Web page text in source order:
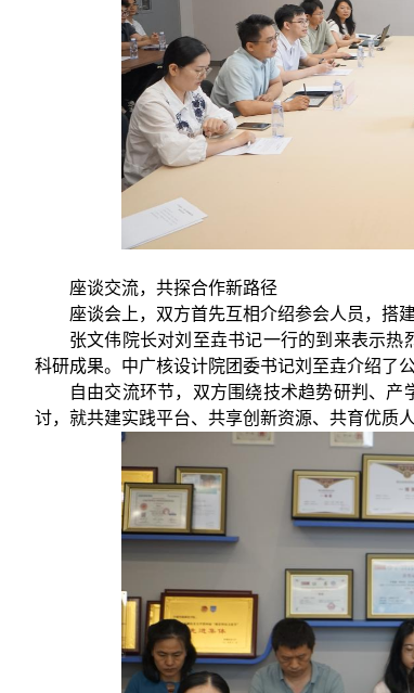
座谈交流，共探合作新路径
座谈会上，双方首先互相介绍参会人员，搭
张文伟院长对刘至垚书记一行的到来表示
科研成果。中广核设计院团委书记刘至垚介绍了
自由交流环节，双方围绕技术趋势研判、
讨，就共建实践平台、共享创新资源、共育优质